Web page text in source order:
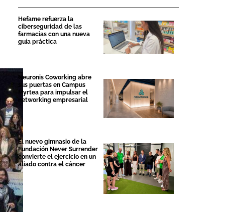
Hefame refuerza la
ciberseguridad de las
farmacias con una nueva
guía práctica
Neuronis Coworking abre
sus puertas en Campus
Myrtea para impulsar el
networking empresarial
El nuevo gimnasio de la
Fundación Never Surrender
convierte el ejercicio en un
aliado contra el cáncer